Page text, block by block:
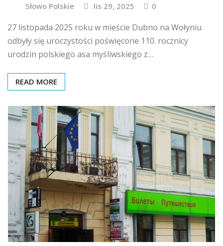
Słowo Polskie lis 29, 2025 0
27 listopada 2025 roku w mieście Dubno na Wołyniu
odbyły się uroczystości poświęcone 110. rocznicy
urodzin polskiego asa myśliwskiego z…
READ MORE